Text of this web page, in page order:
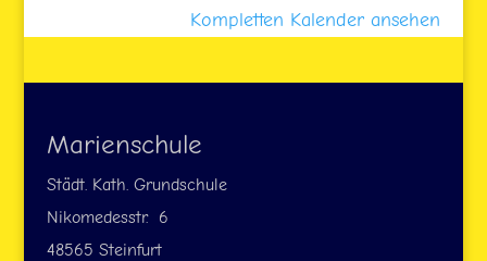
Kompletten Kalender ansehen
Marienschule
Städt. Kath. Grundschule
Nikomedesstr. 6
48565 Steinfurt